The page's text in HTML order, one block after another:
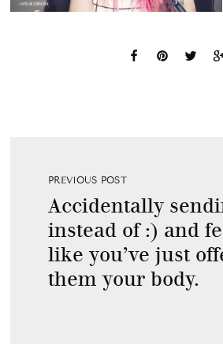
PREVIOUS POST
Accidentally
instead of :) and
like you’ve just
them your body.